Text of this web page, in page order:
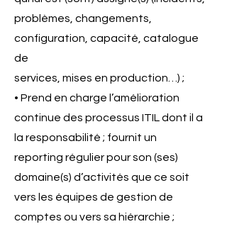
problèmes, changements,
configuration, capacité, catalogue
de
services, mises en production…) ;
• Prend en charge l’amélioration
continue des processus ITIL dont il a
la responsabilité ; fournit un
reporting régulier pour son (ses)
domaine(s) d’activités que ce soit
vers les équipes de gestion de
comptes ou vers sa hiérarchie ;